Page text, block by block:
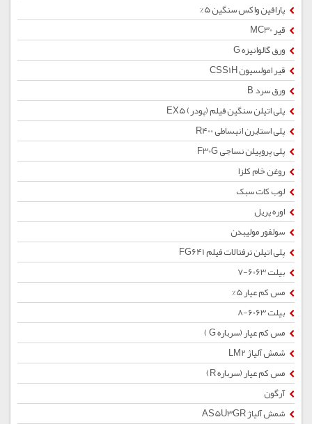
پارافین واکس سنگین 5%
قیر MC30
ورق گالوانیزه G
قیر امولسیون CSS1H
ورق سرد B
پلی اتیلن سنگین فیلم (پودر) EX5
پلی استایرن انبساطی R400
پلی پروپیلن نساجی F30G
روغن خام کلزا
لوب کات سبک
اوره پریل
سولفور مولیبدن
پلی اتیلن ترفتالات فیلم FG641
بیلت 6063-7
مس کم عیار 5%
بیلت 6063-8
مس کم عیار (سرباره G )
شمش آلیاژ LM2
مس کم عیار (سرباره R)
آرگون
شمش آلیاژ AS5U3GR